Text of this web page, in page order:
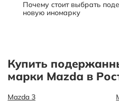
Почему стоит выбрать
новую иномарку
Купить
марки Mazda в
Mazda 3